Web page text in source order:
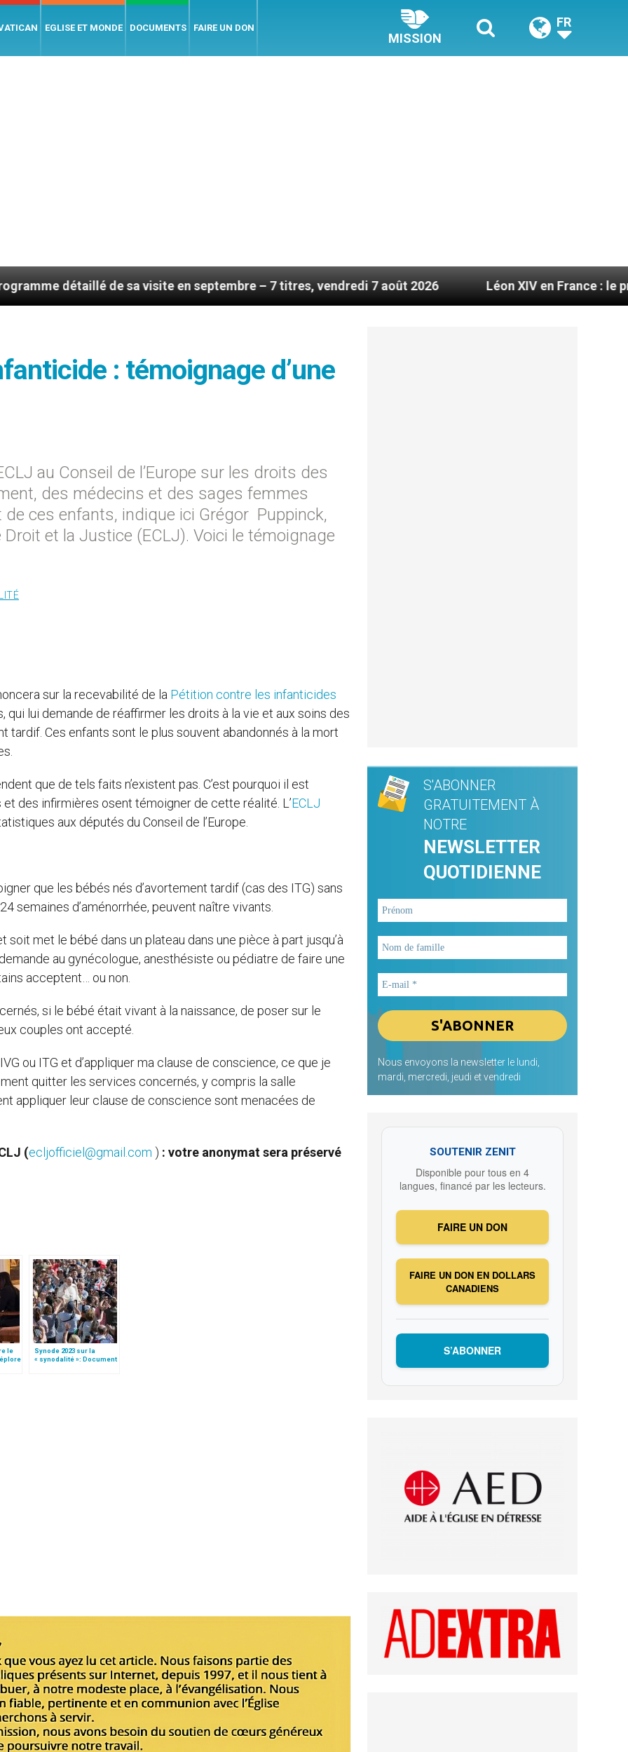
EGLISE ET MONDE DOCUMENTS FAIRE UN DON
MISSION
FR
de sa visite en septembre – 7 titres, vendredi 7 août 2026 Léon XIV en France : le programme
: témoignage d’une
au Conseil de l’Europe sur les droits des
des médecins et des sages femmes
ces enfants, indique ici Grégor Puppinck,
et la Justice (ECLJ). Voici le témoignage
sur la recevabilité de la Pétition contre les infanticides
qui lui demande de réaffirmer les droits à la vie et aux soins des
tardif. Ces enfants sont le plus souvent abandonnés à la mort
que de tels faits n’existent pas. C’est pourquoi il est
des infirmières osent témoigner de cette réalité. L’ECLJ
aux députés du Conseil de l’Europe.
que les bébés nés d’avortement tardif (cas des ITG) sans
semaines d’aménorrhée, peuvent naître vivants.
soit met le bébé dans un plateau dans une pièce à part jusqu’à
au gynécologue, anesthésiste ou pédiatre de faire une
acceptent… ou non.
si le bébé était vivant à la naissance, de poser sur le
couples ont accepté.
ou ITG et d’appliquer ma clause de conscience, ce que je
quitter les services concernés, y compris la salle
appliquer leur clause de conscience sont menacées de
(ecljofficiel@gmail.com ) : votre anonymat sera préservé
le
Synode 2023 sur la
« synodalité »: Document
S'ABONNER
GRATUITEMENT À
NOTRE
NEWSLETTER
QUOTIDIENNE
Nous envoyons la newsletter le lundi,
mardi, mercredi, jeudi et vendredi
SOUTENIR ZENIT
Disponible pour tous en 4
langues, financé par les lecteurs.
FAIRE UN DON
FAIRE UN DON EN DOLLARS
CANADIENS
S’ABONNER